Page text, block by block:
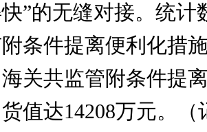
”的无缝对接。统计
条件提离便利化措
关共监管附条件提
值达14208万元。